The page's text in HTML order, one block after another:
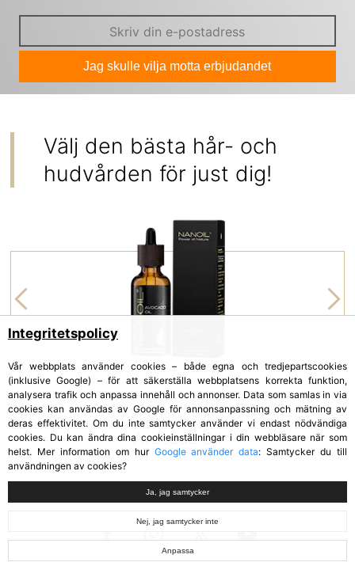
Jag skulle vilja motta erbjudandet
Välj den bästa hår- och
hudvården för just dig!
AVOKADOOLJA
Avocado Oil
Integritetspolicy
Vår webbplats använder cookies – både egna och tredjepartscookies
(inklusive Google) – för att säkerställa webbplatsens korrekta funktion,
analysera trafik och anpassa innehåll och annonser. Data som samlas in via
cookies kan användas av Google för annonsanpassning och mätning av
deras effektivitet. Om du inte samtycker använder vi endast nödvändiga
cookies. Du kan ändra dina cookieinställningar i din webbläsare när som
helst. Mer information om hur Google använder data: Samtycker du till
användningen av cookies?
Ja, jag samtycker
Nej, jag samtycker inte
Anpassa